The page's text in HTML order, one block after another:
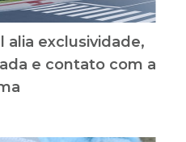
alia exclusividade,
e contato com a